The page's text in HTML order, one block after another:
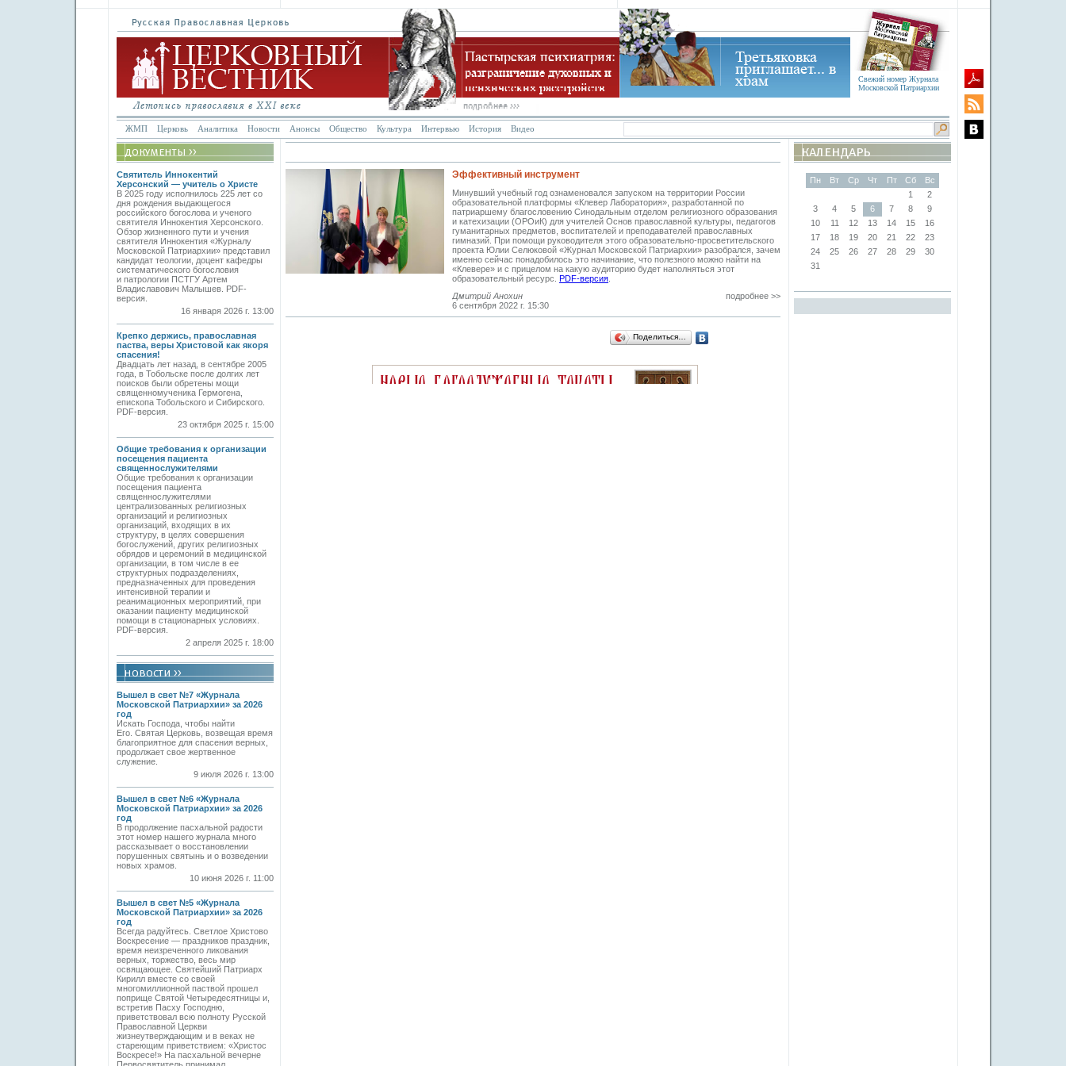
Свежий номер Журнала
Московской Патриархии
ЖМП Церковь Аналитика Новости Анонсы Общество Культура Интервью История Видео
Святитель Иннокентий
Херсонский — учитель о Христе
В 2025 году исполнилось 225 лет со
дня рождения выдающегося
российского богослова и ученого
святителя Иннокентия Херсонского.
Обзор жизненного пути и учения
святителя Иннокентия «Журналу
Московской Патриархии» представил
кандидат теологии, доцент кафедры
систематического богословия
и патрологии ПСТГУ Артем
Владиславович Малышев. PDF-
версия.
16 января 2026 г. 13:00
Крепко держись, православная
паства, веры Христовой как якоря
спасения!
Двадцать лет назад, в сентябре 2005
года, в Тобольске после долгих лет
поисков были обретены мощи
священномученика Гермогена,
епископа Тобольского и Сибирского.
PDF-версия.
23 октября 2025 г. 15:00
Общие требования к организации
посещения пациента
священнослужителями
Общие требования к организации
посещения пациента
священнослужителями
централизованных религиозных
организаций и религиозных
организаций, входящих в их
структуру, в целях совершения
богослужений, других религиозных
обрядов и церемоний в медицинской
организации, в том числе в ее
структурных подразделениях,
предназначенных для проведения
интенсивной терапии и
реанимационных мероприятий, при
оказании пациенту медицинской
помощи в стационарных условиях.
PDF-версия.
2 апреля 2025 г. 18:00
Вышел в свет №7 «Журнала
Московской Патриархии» за 2026
год
Искать Господа, чтобы найти
Его. Святая Церковь, возвещая время
благоприятное для спасения верных,
продолжает свое жертвенное
служение.
9 июля 2026 г. 13:00
Вышел в свет №6 «Журнала
Московской Патриархии» за 2026
год
В продолжение пасхальной радости
этот номер нашего журнала много
рассказывает о восстановлении
порушенных святынь и о возведении
новых храмов.
10 июня 2026 г. 11:00
Вышел в свет №5 «Журнала
Московской Патриархии» за 2026
год
Всегда радуйтесь. Светлое Христово
Воскресение — праздников праздник,
время неизреченного ликования
верных, торжество, весь мир
освящающее. Святейший Патриарх
Кирилл вместе со своей
многомиллионной паствой прошел
поприще Святой Четыредесятницы и,
встретив Пасху Господню,
приветствовал всю полноту Русской
Православной Церкви
жизнеутверждающим и в веках не
стареющим приветствием: «Христос
Воскресе!» На пасхальной вечерне
Эффективный инструмент
Минувший учебный год ознаменовался запуском на территории России
образовательной платформы «Клевер Лаборатория», разработанной по
патриаршему благословению Синодальным отделом религиозного образования
и катехизации (ОРОиК) для учителей Основ православной культуры, педагогов
гуманитарных предметов, воспитателей и преподавателей православных
гимназий. При помощи руководителя этого образовательно-просветительского
проекта Юлии Селюковой «Журнал Московской Патриархии» разобрался, зачем
именно сейчас понадобилось это начинание, что полезного можно найти на
«Клевере» и с прицелом на какую аудиторию будет наполняться этот
образовательный ресурс. PDF-версия
Дмитрий Анохин
6 сентября 2022 г. 15:30
подробнее >>
Поделиться…
Пн Вт Ср Чт Пт Сб
Вс
1
2
3
4 5 6 7 8
9
10
11 12 13 14 15
16
17
18 19 20 21 22
23
24
25 26 27 28 29
30
31